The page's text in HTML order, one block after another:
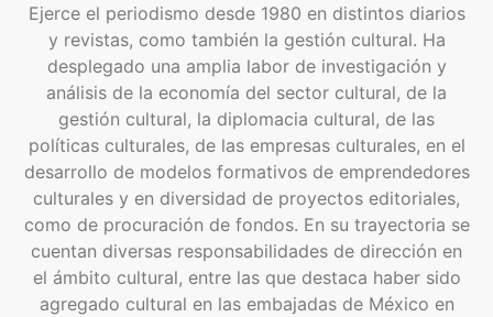
Ejerce el periodismo desde 1980 en distintos diarios
y revistas, como también la gestión cultural. Ha
desplegado una amplia labor de investigación y
análisis de la economía del sector cultural, de la
gestión cultural, la diplomacia cultural, de las
políticas culturales, de las empresas culturales, en el
desarrollo de modelos formativos de emprendedores
culturales y en diversidad de proyectos editoriales,
como de procuración de fondos. En su trayectoria se
cuentan diversas responsabilidades de dirección en
el ámbito cultural, entre las que destaca haber sido
agregado cultural en las embajadas de México en